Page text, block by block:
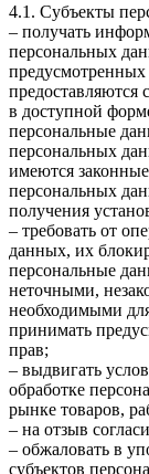
4.1. Субъекты
– получать
персональных
предоставляются
в доступной
персональные
персональных
имеются
персональных
получения
– требовать от
данных, их
персональные
неточными,
необходимыми
принимать
прав;
– выдвигать
обработке
рынке товаров,
– на отзыв
– обжаловать в
субъектов